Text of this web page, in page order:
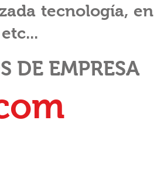
tecnología, en
DE EMPRESA